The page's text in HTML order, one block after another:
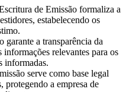
de Emissão formaliza a
estabelecendo os
garante a transparência da
informações relevantes para os
informadas.
serve como base legal
protegendo a empresa de